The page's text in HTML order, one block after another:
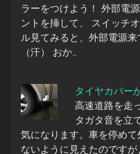
ラーをつけよう！ 外部電
ントを挿して、 スイッチ
ル見てみると、外部電源
（汗） おか…
タイヤカバー
高速道路を走
タガタ音を立
気になります。車を停め
ないように見えたのです